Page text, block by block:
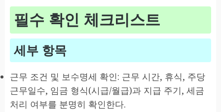
필수 확인 체크리스트
세부 항목
근무 조건 및 보수명세 확인: 근무 시간, 휴식, 주당
근무일수, 임금 형식(시급/월급)과 지급 주기, 세금
처리 여부를 분명히 확인한다.